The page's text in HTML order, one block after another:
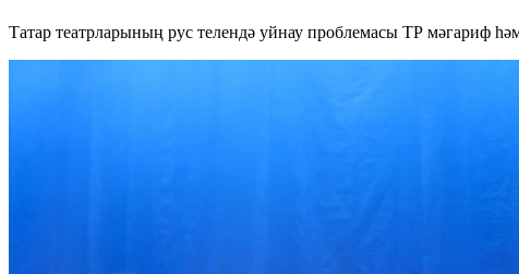
Татар театрларының рус телендә уйнау проблемасы ТР мәгариф